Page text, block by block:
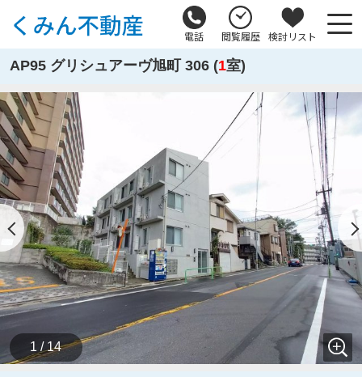
電話 閲覧履歴 検討リスト
AP95 グリシュアーヴ旭町 306 (1室)
1 / 14